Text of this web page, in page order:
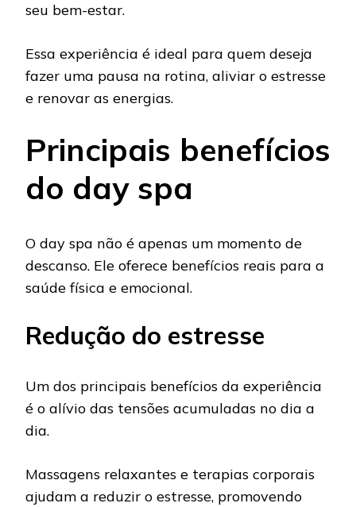
seu bem-estar.
Essa experiência é ideal para quem deseja
fazer uma pausa na rotina, aliviar o estresse
e renovar as energias.
Principais benefícios
do day spa
O day spa não é apenas um momento de
descanso. Ele oferece benefícios reais para a
saúde física e emocional.
Redução do estresse
Um dos principais benefícios da experiência
é o alívio das tensões acumuladas no dia a
dia.
Massagens relaxantes e terapias corporais
ajudam a reduzir o estresse, promovendo